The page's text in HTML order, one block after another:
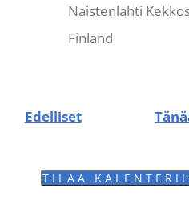
Naistenlahti
Finland
EdellisetTapahtumat
TILAA